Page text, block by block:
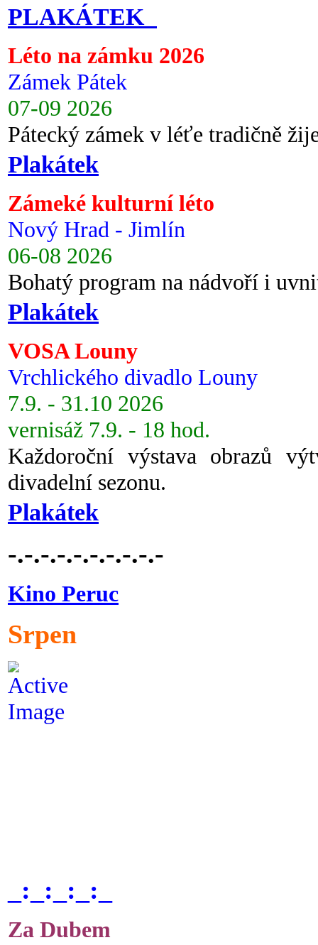
PLAKÁTEK
Léto na zámku 2026
Zámek Pátek
07-09 2026
Pátecký zámek v léťe tradičně
Plakátek
Zámeké kulturní léto
Nový Hrad - Jimlín
06-08 2026
Bohatý program na nádvoří i
Plakátek
VOSA Louny
Vrchlického divadlo Louny
7.9. - 31.10 2026
vernisáž 7.9. - 18 hod.
Každoroční výstava obrazů
divadelní sezonu.
Plakátek
-.-.-.-.-.-.-.-.-.-
Kino Peruc
Srpen
_:_:_:_:_
Za Dubem